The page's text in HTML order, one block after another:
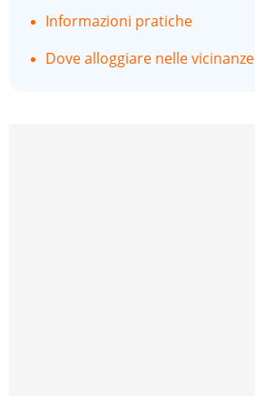
Informazioni pratiche
Dove alloggiare nelle vicinanze